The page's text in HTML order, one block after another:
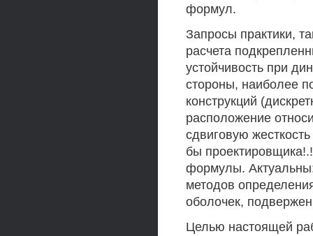
формул.
Запросы практики,
расчета
устойчивость при
стороны, наиболее
конструкций
расположение
сдвиговую
бы
формулы.
методов
оболочек,
Целью настоящей